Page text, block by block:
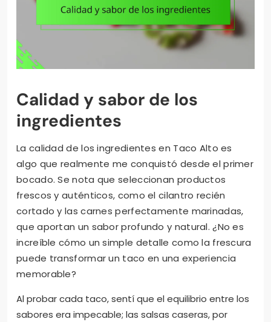
Calidad y sabor de los
ingredientes
La calidad de los ingredientes en Taco Alto es
algo que realmente me conquistó desde el primer
bocado. Se nota que seleccionan productos
frescos y auténticos, como el cilantro recién
cortado y las carnes perfectamente marinadas,
que aportan un sabor profundo y natural. ¿No es
increíble cómo un simple detalle como la frescura
puede transformar un taco en una experiencia
memorable?
Al probar cada taco, sentí que el equilibrio entre los
sabores era impecable; las salsas caseras, por